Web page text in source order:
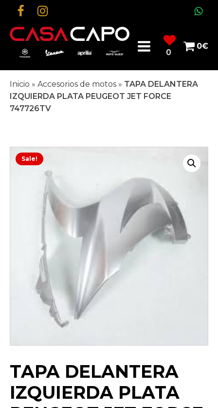
0
0€
Inicio » Accesorios de motos » TAPA DELANTERA
IZQUIERDA PLATA PEUGEOT JET FORCE
747726TV
Sale!
TAPA DELANTERA
IZQUIERDA PLATA